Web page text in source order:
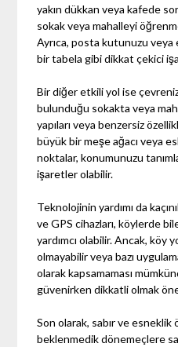
yakın dükkan veya kafede
sokak veya mahalleyi
Ayrıca, posta kutunuzu
bir tabela gibi dikkat çekici
Bir diğer etkili yol ise
bulunduğu sokakta veya
yapıları veya benzersiz
büyük bir meşe ağacı veya
noktalar, konumunuzu
işaretler olabilir.
Teknolojinin yardımı da
ve GPS cihazları, köylerde
yardımcı olabilir. Ancak, köy
olmayabilir veya bazı
olarak kapsamaması
güvenirken dikkatli olmak
Son olarak, sabır ve
beklenmedik dönemeçlere